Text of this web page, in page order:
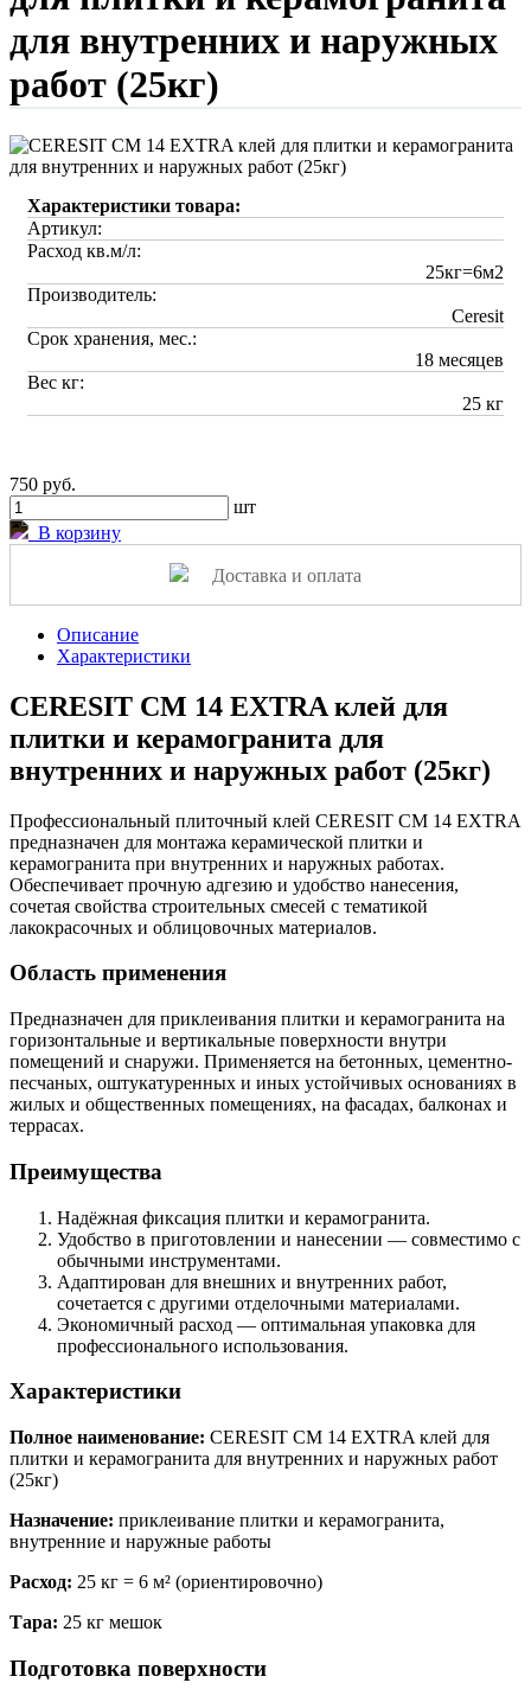
для внутренних и наружных
работ (25кг)
Характеристики товара:
Артикул:
Расход кв.м/л:
25кг=6м2
Производитель:
Ceresit
Срок хранения, мес.:
18 месяцев
Вес кг:
25 кг
750 руб.
шт
В корзину
Доставка и оплата
Описание
Характеристики
CERESIT CM 14 EXTRA клей для
плитки и керамогранита для
внутренних и наружных работ (25кг)
Профессиональный плиточный клей CERESIT CM 14 EXTRA
предназначен для монтажа керамической плитки и
керамогранита при внутренних и наружных работах.
Обеспечивает прочную адгезию и удобство нанесения,
сочетая свойства строительных смесей с тематикой
лакокрасочных и облицовочных материалов.
Область применения
Предназначен для приклеивания плитки и керамогранита на
горизонтальные и вертикальные поверхности внутри
помещений и снаружи. Применяется на бетонных, цементно-
песчаных, оштукатуренных и иных устойчивых основаниях в
жилых и общественных помещениях, на фасадах, балконах и
террасах.
Преимущества
Надёжная фиксация плитки и керамогранита.
Удобство в приготовлении и нанесении — совместимо с
обычными инструментами.
Адаптирован для внешних и внутренних работ,
сочетается с другими отделочными материалами.
Экономичный расход — оптимальная упаковка для
профессионального использования.
Характеристики
Полное наименование: CERESIT CM 14 EXTRA клей для
плитки и керамогранита для внутренних и наружных работ
(25кг)
Назначение: приклеивание плитки и керамогранита,
внутренние и наружные работы
Расход: 25 кг = 6 м² (ориентировочно)
Тара: 25 кг мешок
Подготовка поверхности